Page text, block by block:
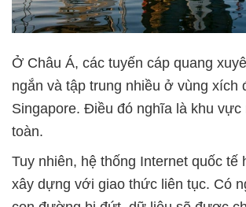
Ở Châu Á, các tuyến cáp quang
ngắn và tập trung nhiều ở vùng xích
Singapore. Điều đó nghĩa là khu vực
toàn.
Tuy nhiên, hệ thống Internet quốc tế
xây dựng với giao thức liên tục. Có